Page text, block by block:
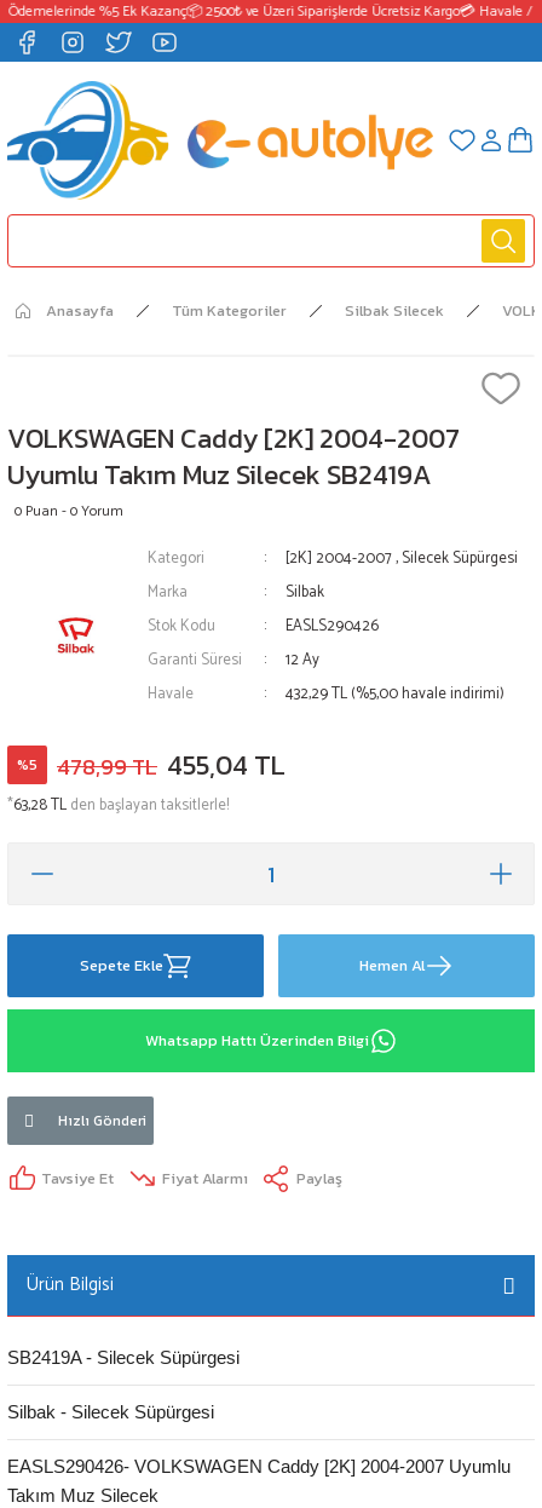
%5 Ek Kazanç📦 2500₺ ve Üzeri Siparişlerde Ücretsiz Kargo💳 Havale /
Anasayfa Tüm Kategoriler Silbak Silecek
VOLKSWAGEN Caddy [2K] 2004-2007
Uyumlu Takım Muz Silecek SB2419A
0 Puan - 0 Yorum
Kategori [2K] 2004-2007,Silecek Süpürgesi
Marka
Silbak
Stok Kodu
EASLS290426
Garanti Süresi
12 Ay
Havale
432,29 TL (%5,00 havale indirimi)
%5 478,99 TL 455,04 TL
*63,28 TLden başlayan taksitlerle!
Sepete Ekle Hemen Al
Whatsapp Hattı Üzerinden Bilgi
Hızlı Gönderi
Tavsiye Et Fiyat Alarmı Paylaş
Ürün Bilgisi
SB2419A - Silecek Süpürgesi
Silbak - Silecek Süpürgesi
EASLS290426- VOLKSWAGEN Caddy [2K] 2004-2007 Uyumlu
Takım Muz Silecek